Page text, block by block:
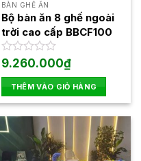
BÀN GHẾ ĂN
Bộ bàn ăn 8 ghế ngoài
trời cao cấp BBCF100
Được
hạng
0
5
sao
9.260.000₫
THÊM VÀO GIỎ HÀNG